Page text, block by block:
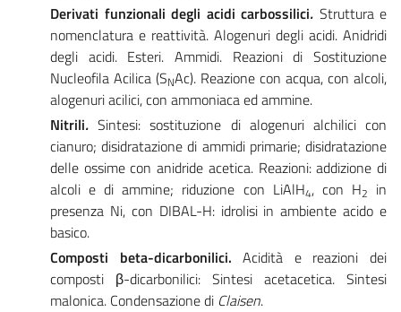
Derivati funzionali degli acidi carbossilici. Struttura e
nomenclatura e reattività. Alogenuri degli acidi. Anidridi
degli acidi. Esteri. Ammidi. Reazioni di Sostituzione
Nucleofila Acilica (SNAc). Reazione con acqua, con alcoli,
alogenuri acilici, con ammoniaca ed ammine.
Nitrili.Sintesi: sostituzione di alogenuri alchilici con
cianuro; disidratazione di ammidi primarie; disidratazione
delle ossime con anidride acetica. Reazioni: addizione di
alcoli e di ammine; riduzione con LiAlH4, con H2 in
presenza Ni, con DIBAL-H: idrolisi in ambiente acido e
basico.
Composti beta-dicarbonilici.Acidità e reazioni dei
composti β-dicarbonilici: Sintesi acetacetica. Sintesi
malonica. Condensazione di Claisen.